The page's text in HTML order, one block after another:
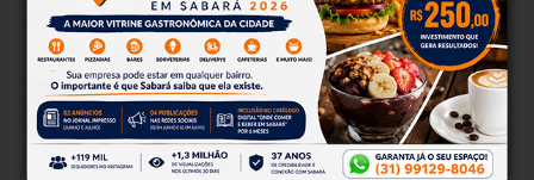
A diretora de Qualidade Ambiental da Semad, Priscila
Koch, ressalta a importância da continuidade das
ações previstas no plano para garantir resultados
efetivos na melhoria da qualidade do ar. “O Plano
deve ter sua perenidade garantida, pois a melhoria da
qualidade do ar que respiramos depende da